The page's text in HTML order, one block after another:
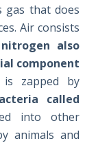
gas that does
Air consists
nitrogen also
component
zapped by
called
into other
animals and